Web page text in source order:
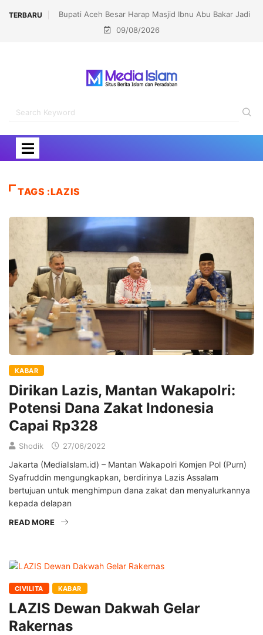
TERBARU
Bupati Aceh Besar Harap Masjid Ibnu Abu Bakar Jadi
Pusat Pembinaan Umat
09/08/2026
TAGS :LAZIS
KABAR
Dirikan Lazis, Mantan Wakapolri:
Potensi Dana Zakat Indonesia
Capai Rp328
Shodik 27/06/2022
Jakarta (MediaIslam.id) – Mantan Wakapolri Komjen Pol (Purn)
Syafruddin mengungkapkan, berdirinya Lazis Assalam
bertujuan untuk menghimpun dana zakat dan menyalurkannya
kepada delapan
READ MORE
CIVILITA KABAR
LAZIS Dewan Dakwah Gelar
Rakernas